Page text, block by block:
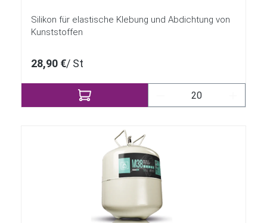
Silikon für elastische Klebung und Abdichtung von
Kunststoffen
28,90 €/ St
Produkt Anzahl: